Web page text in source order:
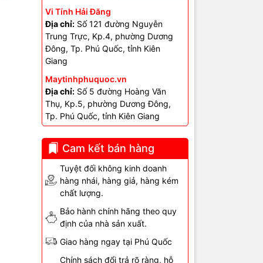
Vi Tính Hải Đăng
Địa chỉ:Số 121 đường Nguyễn
Trung Trực, Kp.4, phường Dương
Đông, Tp. Phú Quốc, tỉnh Kiên
Giang
Maytinhphuquoc.vn
Địa chỉ:Số 5 đường Hoàng Văn
Thụ, Kp.5, phường Dương Đông,
Tp. Phú Quốc, tỉnh Kiên Giang
Cam kết bán hàng
Tuyệt đối không kinh doanh
hàng nhái, hàng giả, hàng kém
chất lượng.
Bảo hành chính hãng theo quy
định của nhà sản xuất.
Giao hàng ngay tại Phú Quốc
Chính sách đổi trả rõ ràng, hỗ
–
dùng
bằng